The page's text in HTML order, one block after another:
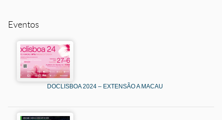
Eventos
DOCLISBOA 2024 – EXTENSÃO A MACAU